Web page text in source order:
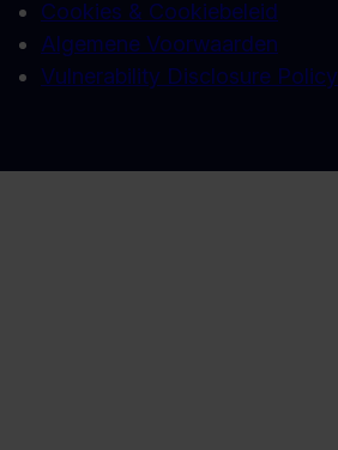
Cookies & Cookiebeleid
Algemene Voorwaarden
Vulnerability Disclosure Policy